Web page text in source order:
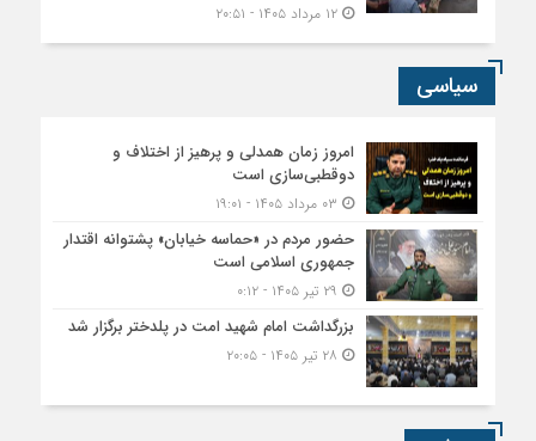
۱۲ مرداد ۱۴۰۵ - ۲۰:۵۱
سیاسی
امروز زمان همدلی و پرهیز از اختلاف و
دوقطبی‌سازی است
حضور مردم در «حماسه خیابان» پشتوانه اقتدار
جمهوری اسلامی است
بزرگداشت امام شهید امت در پلدختر برگزار شد